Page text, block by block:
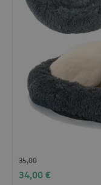
35,00
34,00€